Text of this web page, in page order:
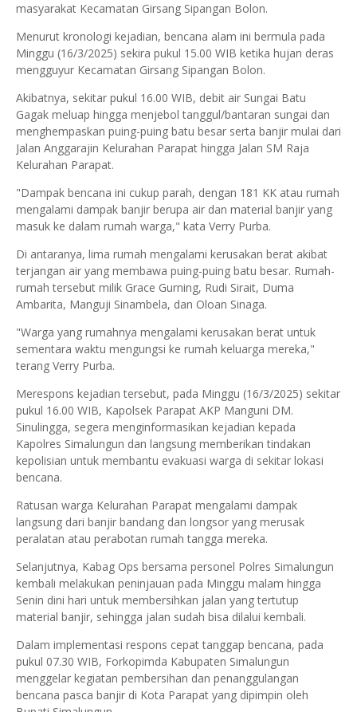
masyarakat Kecamatan Girsang Sipangan Bolon.
Menurut kronologi kejadian, bencana alam ini bermula pada
Minggu (16/3/2025) sekira pukul 15.00 WIB ketika hujan deras
mengguyur Kecamatan Girsang Sipangan Bolon.
Akibatnya, sekitar pukul 16.00 WIB, debit air Sungai Batu
Gagak meluap hingga menjebol tanggul/bantaran sungai dan
menghempaskan puing-puing batu besar serta banjir mulai dari
Jalan Anggarajin Kelurahan Parapat hingga Jalan SM Raja
Kelurahan Parapat.
"Dampak bencana ini cukup parah, dengan 181 KK atau rumah
mengalami dampak banjir berupa air dan material banjir yang
masuk ke dalam rumah warga," kata Verry Purba.
Di antaranya, lima rumah mengalami kerusakan berat akibat
terjangan air yang membawa puing-puing batu besar. Rumah-
rumah tersebut milik Grace Gurning, Rudi Sirait, Duma
Ambarita, Manguji Sinambela, dan Oloan Sinaga.
"Warga yang rumahnya mengalami kerusakan berat untuk
sementara waktu mengungsi ke rumah keluarga mereka,"
terang Verry Purba.
Merespons kejadian tersebut, pada Minggu (16/3/2025) sekitar
pukul 16.00 WIB, Kapolsek Parapat AKP Manguni DM.
Sinulingga, segera menginformasikan kejadian kepada
Kapolres Simalungun dan langsung memberikan tindakan
kepolisian untuk membantu evakuasi warga di sekitar lokasi
bencana.
Ratusan warga Kelurahan Parapat mengalami dampak
langsung dari banjir bandang dan longsor yang merusak
peralatan atau perabotan rumah tangga mereka.
Selanjutnya, Kabag Ops bersama personel Polres Simalungun
kembali melakukan peninjauan pada Minggu malam hingga
Senin dini hari untuk membersihkan jalan yang tertutup
material banjir, sehingga jalan sudah bisa dilalui kembali.
Dalam implementasi respons cepat tanggap bencana, pada
pukul 07.30 WIB, Forkopimda Kabupaten Simalungun
menggelar kegiatan pembersihan dan penanggulangan
bencana pasca banjir di Kota Parapat yang dipimpin oleh